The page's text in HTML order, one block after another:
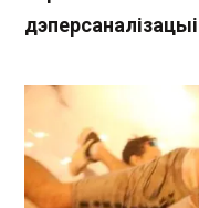
дэперсаналізацыі